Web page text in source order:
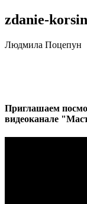
zdanie-
Людмила Поцепун
Приглашаем
видеоканале